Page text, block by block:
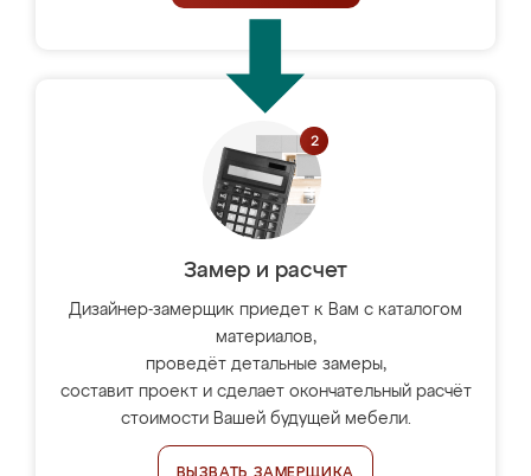
Замер и расчет
Дизайнер-замерщик приедет к Вам с каталогом
материалов,
проведёт детальные замеры,
составит проект и сделает окончательный расчёт
стоимости Вашей будущей мебели.